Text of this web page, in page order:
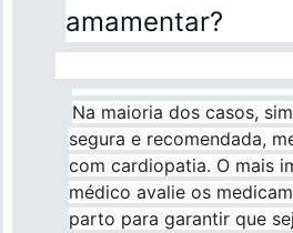
amamentar?
Na maioria dos casos,
segura e recomendada,
com cardiopatia. O mais
médico avalie os
parto para garantir que